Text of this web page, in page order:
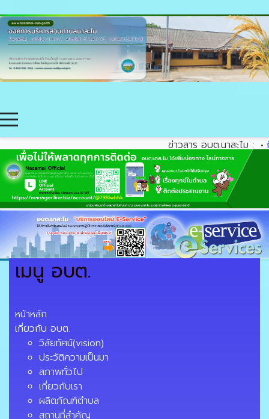
ข่าวสาร อบต.นาสะไม : • กิจก
เมนู อบต.
หน้าหลัก
เกี่ยวกับ อบต.
วิสัยทัศน์(vision)
ประวัติความเป็นมา
สภาพทั่วไป
เกี่ยวกับเรา
ผลิตภัณฑ์ตำบล
สถานที่สำคัญ